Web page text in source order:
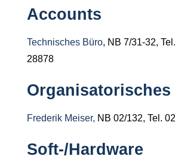
Accounts
Technisches Büro, NB 7/31-32,
28878
Organisatorisches
Frederik Meiser, NB 02/132, Tel.
Soft-/Hardware